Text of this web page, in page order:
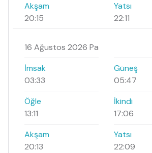
Akşam
20:15
Yatsı
22:11
16 Ağustos 2026 Pa
İmsak
03:33
Güneş
05:47
Öğle
13:11
İkindi
17:06
Akşam
20:13
Yatsı
22:09